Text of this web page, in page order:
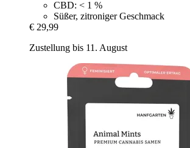
CBD: < 1 %
Süßer, zitroniger Geschmack
€ 29,99
Zustellung bis 11. August